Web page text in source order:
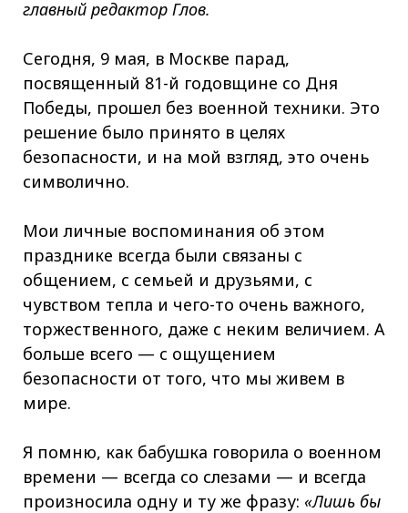
главный редактор Глов.
Сегодня, 9 мая, в Москве парад,
посвященный 81-й годовщине со Дня
Победы, прошел без военной техники. Это
решение было принято в целях
безопасности, и на мой взгляд, это очень
символично.
Мои личные воспоминания об этом
празднике всегда были связаны с
общением, с семьей и друзьями, с
чувством тепла и чего-то очень важного,
торжественного, даже с неким величием. А
больше всего — с ощущением
безопасности от того, что мы живем в
мире.
Я помню, как бабушка говорила о военном
времени — всегда со слезами — и всегда
произносила одну и ту же фразу: «Лишь бы